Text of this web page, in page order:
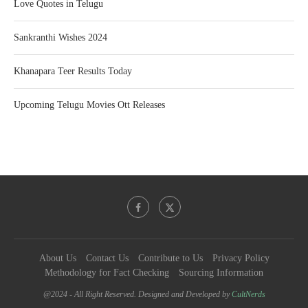
Love Quotes in Telugu
Sankranthi Wishes 2024
Khanapara Teer Results Today
Upcoming Telugu Movies Ott Releases
About Us Contact Us Contribute to Us
Privacy Policy
Methodology for Fact Checking
Sourcing Information
@2024 - All Right Reserved. Designed and Developed byCultNerds